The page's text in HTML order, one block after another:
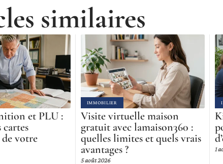
similaires
et PLU :
de votre
IMMOBILIER
Visite virtuelle maison
gratuit avec lamaison360 :
quelles limites et quels vrais
avantages ?
5 août 2026
1